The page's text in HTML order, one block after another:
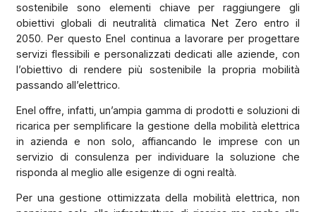
sostenibile sono elementi chiave per raggiungere gli
obiettivi globali di neutralità climatica Net Zero entro il
2050. Per questo Enel continua a lavorare per progettare
servizi flessibili e personalizzati dedicati alle aziende, con
l’obiettivo di rendere più sostenibile la propria mobilità
passando all’elettrico.
Enel offre, infatti, un’ampia gamma di prodotti e soluzioni di
ricarica per semplificare la gestione della mobilità elettrica
in azienda e non solo, affiancando le imprese con un
servizio di consulenza per individuare la soluzione che
risponda al meglio alle esigenze di ogni realtà.
Per una gestione ottimizzata della mobilità elettrica, non